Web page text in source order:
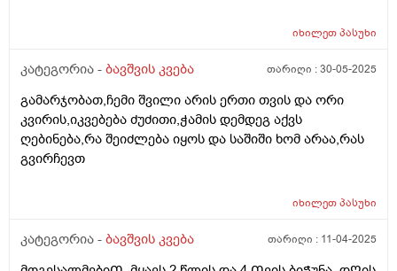
იხილეთპასუხი
კატეგორია - ბავშვის კვება თარიღი :30-05-2025
გამარჯობათ,ჩემი შვილი არის ერთი თვის და ორი
კვირის,იკვებება ძუძითი,ჭამის დემდეგ აქვს
ღებინება,რა შეიძლება იყოს და საშიში ხომ არაა,რას
გვირჩევთ
იხილეთპასუხი
კატეგორია - ბავშვის კვება თარიღი : 11-04-2025